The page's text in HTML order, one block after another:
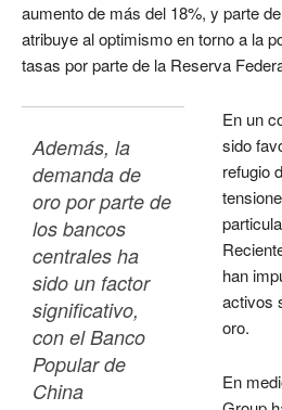
aumento de más del 18%, y parte
atribuye al optimismo en torno a la
tasas por parte de la Reserva
Además, la
demanda de
oro por parte de
los bancos
centrales ha
sido un factor
significativo,
con el Banco
Popular de
China
En un
sido
refugio
han
activos
oro.
En